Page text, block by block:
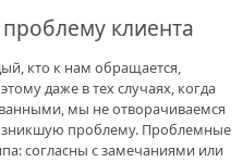
клиента
кто к нам обращается,
даже в тех случаях, когда
мы не отворачиваемся
проблему. Проблемные
согласны с замечаниями или